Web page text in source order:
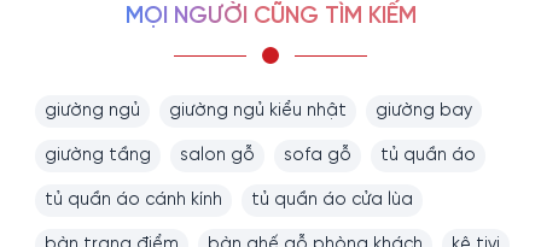
MỌI NGƯỜI CŨNG TÌM KIẾM
giường ngủ giường ngủ kiểu nhật giường bay
giường tầng salon gỗ sofa gỗ tủ quần áo
tủ quần áo cánh kính tủ quần áo cửa lùa